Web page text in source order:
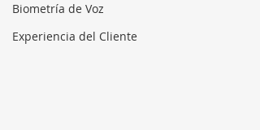
Biometría de Voz
Experiencia del Cliente